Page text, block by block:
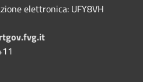
elettronica: UFY8VH